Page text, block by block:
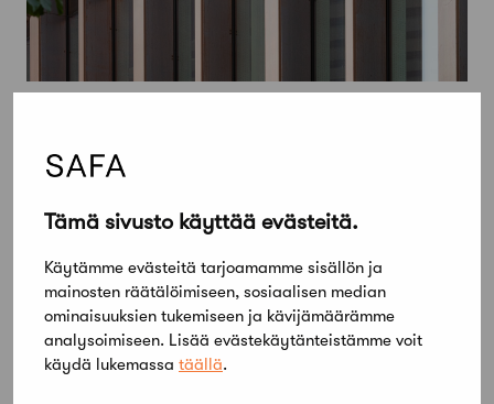
Tämä sivusto käyttää evästeitä.
Käytämme evästeitä tarjoamamme sisällön ja
mainosten räätälöimiseen, sosiaalisen median
ominaisuuksien tukemiseen ja kävijämäärämme
analysoimiseen. Lisää evästekäytänteistämme voit
käydä lukemassa täällä.